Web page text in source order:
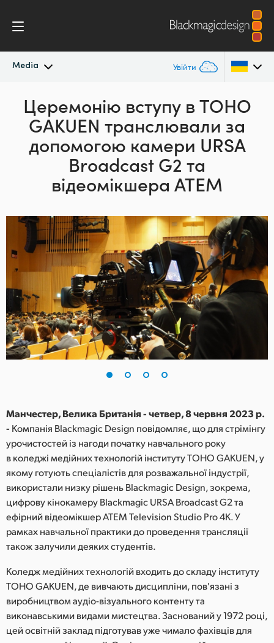
Media Увійти
Останні новини
Архів новин
Галерея зображень
Australia
Austria
Brazil
China
Denmark
Finland
France
Germany
Italy
Japan
Korea
Mexico
Malaysia
Netherlands
New Zealand
Norway
Poland
Церемонію вступу в TOHO
GAKUEN транслювали за
допомогою камери URSA
Broadcast G2 та
відеомікшера ATEM
Манчестер, Велика Британія - четвер, 8 червня 2023 р.
- Компанія Blackmagic Design повідомляє, що для стрімінгу
урочистостей із нагоди початку навчального року
в коледжі медійних технологій інституту TOHO GAKUEN, у
якому готують спеціалістів для розважальної індустрії,
використали низку рішень Blackmagic Design, зокрема,
цифрову кінокамеру Blackmagic URSA Broadcast G2 та
ефірний відеомікшер ATEM Television Studio Pro 4K. У
рамках навчальної практики до проведення трансляції
також залучили деяких студентів.
Коледж медійних технологій входить до складу інституту
TOHO GAKUEN, де вивчають дисципліни, пов'язані з
виробництвом аудіо-візуального контенту та
виконавськими видами мистецтва. Заснований у 1972 році,
цей освітній заклад підготував уже чимало фахівців для